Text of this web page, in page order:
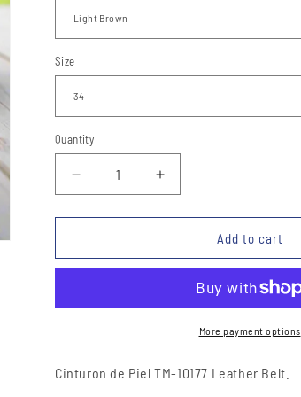
Size
Quantity
Quantity
Decrease
quantity
for
de
10177
Increase
quantity
for
de
10177
Leather
Add to cart
More payment options
Cinturon de Piel TM-10177 Leather Belt.